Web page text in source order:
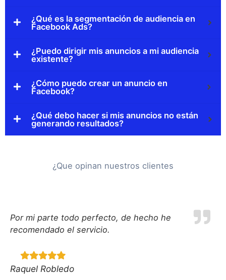
¿Qué es la segmentación de audiencia en
Facebook Ads?
¿Puedo dirigir mis anuncios a mi audiencia
existente?
¿Cómo puedo crear un anuncio en
Facebook?
¿Qué debo hacer si mis anuncios no están
generando resultados?
¿Que opinan nuestros clientes
Por mi parte todo perfecto, de hecho he
recomendado el servicio.
Raquel Robledo